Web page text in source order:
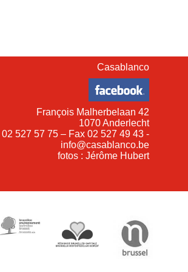
Casablanco
François Malherbelaan 42
1070 Anderlecht
02 527 57 75 – Fax 02 527 49 43 -
info@casablanco.be
fotos : Jérôme Hubert